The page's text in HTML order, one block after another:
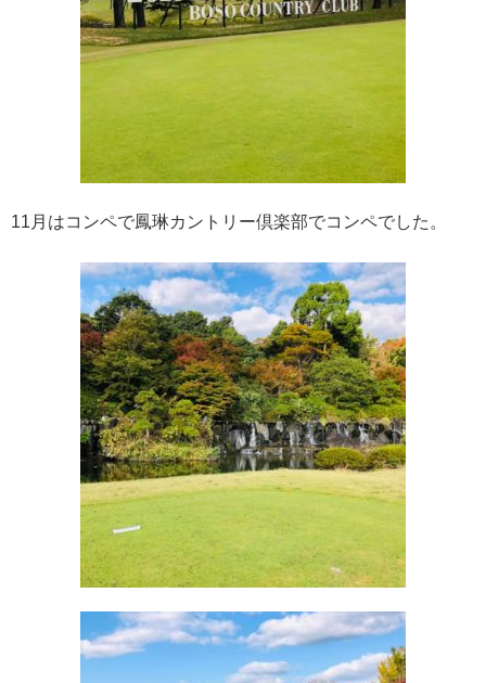
11月はコンペで鳳琳カントリー倶楽部でコンペでした。